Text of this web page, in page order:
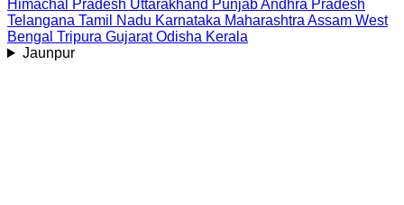
Himachal Pradesh Uttarakhand PunjabAndhra Pradesh
Telangana Tamil Nadu Karnataka Maharashtra Assam West
Bengal Tripura Gujarat Odisha Kerala
Jaunpur